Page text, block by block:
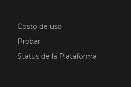
Costo de uso
Probar
Status de la Plataforma